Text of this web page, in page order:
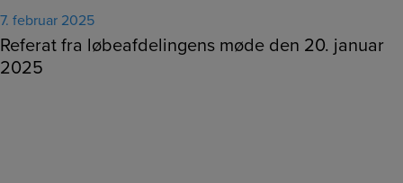
7. februar 2025
Referat fra løbeafdelingens møde den 20. januar
2025